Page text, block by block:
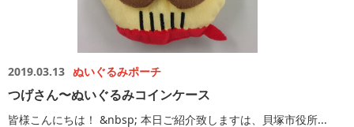
2019.03.13 ぬいぐるみポーチ
つげさん〜ぬいぐるみコインケース
皆様こんにちは！ &nbsp; 本日ご紹介致しますは、貝塚市役所...